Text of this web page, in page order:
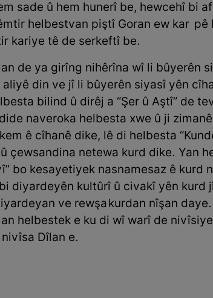
sade û hem hunerî be, hewcehî bi
helbestvan piştî Goran ew kar
kariye tê de serkeftî be.
de ya girîng nihêrîna wî li bûyerên
din ve jî li bûyerên siyasî yên
bilind û dirêj a “Şer û Aştî” de
naveroka helbesta xwe û ji
ê cîhanê dike, lê di helbesta
çewsandina netewa kurd dike. Yan
bo kesayetiyek nasnamesaz ê kurd
diyardeyên kultûrî û civakî yên kurd
ve rewşa kurdan nîşan
helbestek e ku di wî warî de
Dîlan e.